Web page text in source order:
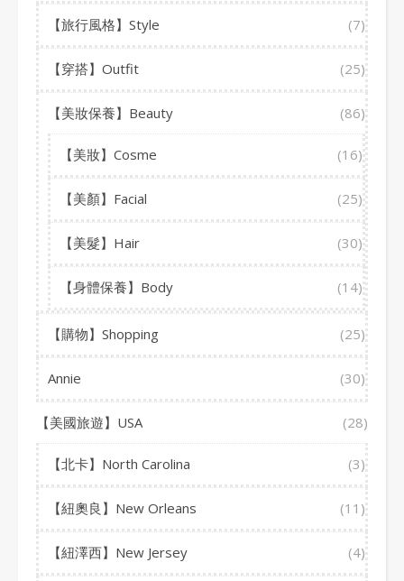
【旅行風格】Style (7)
【穿搭】Outfit (25)
【美妝保養】Beauty (86)
【美妝】Cosme (16)
【美顏】Facial (25)
【美髮】Hair (30)
【身體保養】Body (14)
【購物】Shopping (25)
Annie (30)
【美國旅遊】USA (28)
【北卡】North Carolina (3)
【紐奧良】New Orleans (11)
【紐澤西】New Jersey (4)